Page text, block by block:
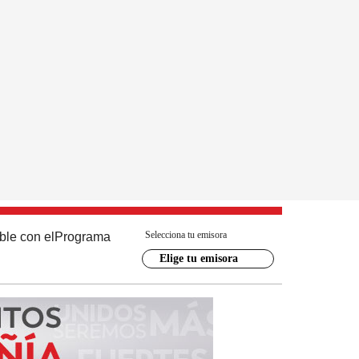
con el Programa Selecciona tu emisora
Elige tu emisora